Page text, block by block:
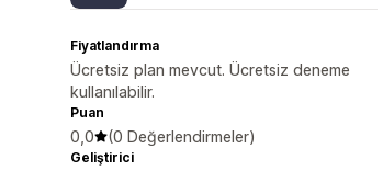
Fiyatlandırma
Ücretsiz plan mevcut. Ücretsiz deneme
kullanılabilir.
Puan
0,0 (0 Değerlendirmeler)
Geliştirici